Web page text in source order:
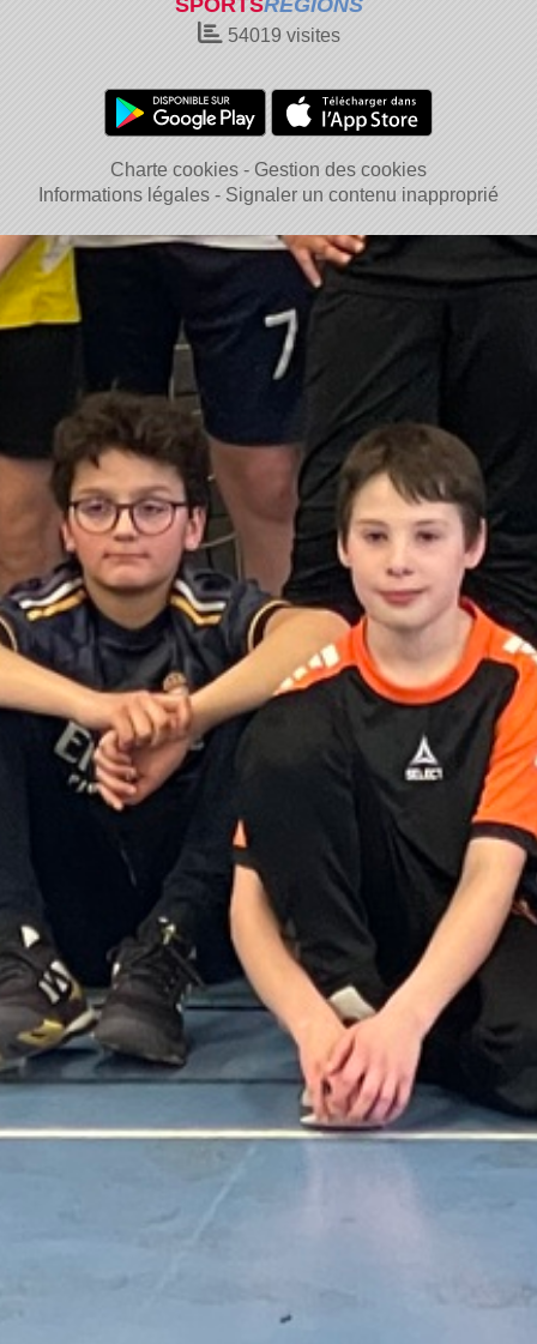
SPORTSREGIONS
54019 visites
Charte cookies
Gestion des cookies
Informations légales
Signaler un contenu inapproprié